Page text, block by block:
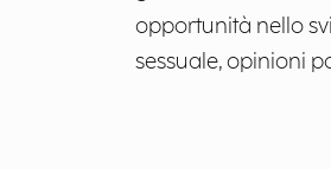
opportunità nello
sessuale, opinioni